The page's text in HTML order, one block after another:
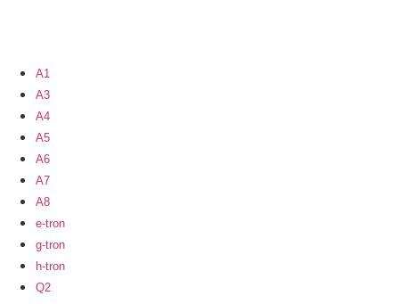
A1
A3
A4
A5
A6
A7
A8
e-tron
g-tron
h-tron
Q2